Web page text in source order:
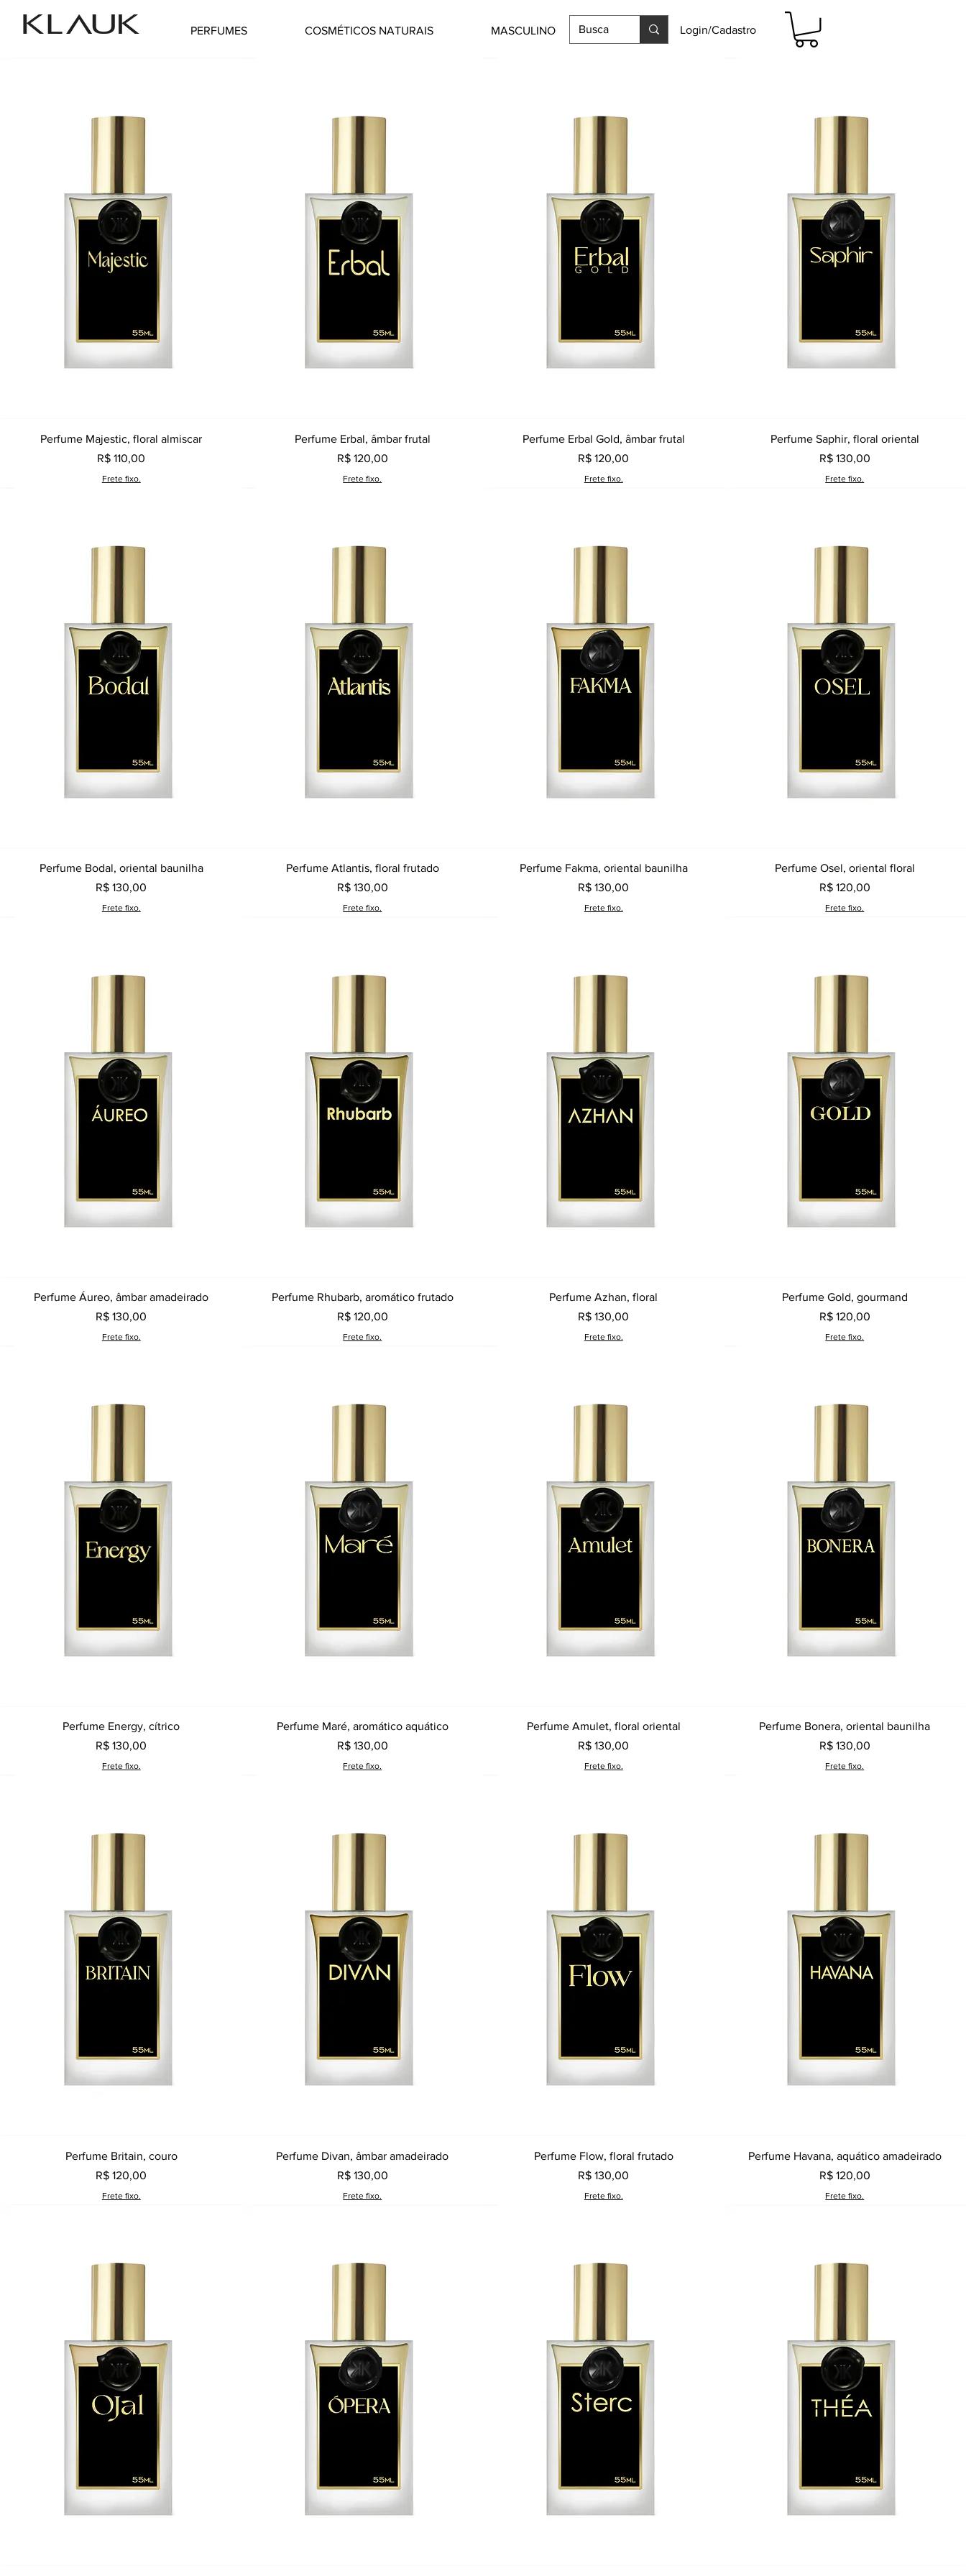
PERFUMES COSMÉTICOS NATURAIS MASCULINO Login/Cadastro
Visualização rápida
Perfume Majestic, floral almiscar
Preço
R$ 110,00
Frete fixo.
Visualização rápida
Perfume Erbal, âmbar frutal
Preço
R$ 120,00
Frete fixo.
Visualização rápida
Perfume Erbal Gold, âmbar frutal
Preço
R$ 120,00
Frete fixo.
Visualização rápida
Perfume Saphir, floral oriental
Preço
R$ 130,00
Frete fixo.
Visualização rápida
Perfume Bodal, oriental baunilha
Preço
R$ 130,00
Frete fixo.
Visualização rápida
Perfume Atlantis, floral frutado
Preço
R$ 130,00
Frete fixo.
Visualização rápida
Perfume Fakma, oriental baunilha
Preço
R$ 130,00
Frete fixo.
Visualização rápida
Perfume Osel, oriental floral
Preço
R$ 120,00
Frete fixo.
Visualização rápida
Perfume Áureo, âmbar amadeirado
Preço
R$ 130,00
Frete fixo.
Visualização rápida
Perfume Rhubarb, aromático frutado
Preço
R$ 120,00
Frete fixo.
Visualização rápida
Perfume Azhan, floral
Preço
R$ 130,00
Frete fixo.
Visualização rápida
Perfume Gold, gourmand
Preço
R$ 120,00
Frete fixo.
Visualização rápida
Perfume Energy, cítrico
Preço
R$ 130,00
Frete fixo.
Visualização rápida
Perfume Maré, aromático aquático
Preço
R$ 130,00
Frete fixo.
Visualização rápida
Perfume Amulet, floral oriental
Preço
R$ 130,00
Frete fixo.
Visualização rápida
Perfume Bonera, oriental baunilha
Preço
R$ 130,00
Frete fixo.
Visualização rápida
Perfume Britain, couro
Preço
R$ 120,00
Frete fixo.
Visualização rápida
Perfume Divan, âmbar amadeirado
Preço
R$ 130,00
Frete fixo.
Visualização rápida
Perfume Flow, floral frutado
Preço
R$ 130,00
Frete fixo.
Visualização rápida
Perfume Havana, aquático amadeirado
Preço
R$ 120,00
Frete fixo.